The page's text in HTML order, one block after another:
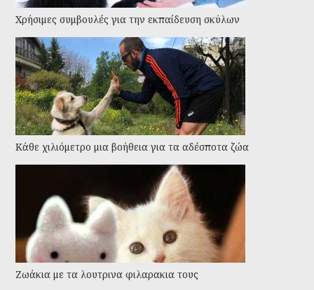
Χρήσιμες συμβουλές για την εκπαίδευση σκύλων
Kάθε χιλιόμετρο μια βοήθεια για τα αδέσποτα ζώα
Ζωάκια με τα λουτρινα φιλαρακια τους